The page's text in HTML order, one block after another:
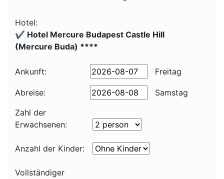
Hotel:
✔️ Hotel Mercure Budapest Castle Hill
(Mercure Buda) ****
Ankunft: Freitag
Abreise:
Samstag
Zahl der
Erwachsenen:
Anzahl der Kinder:
Vollständiger